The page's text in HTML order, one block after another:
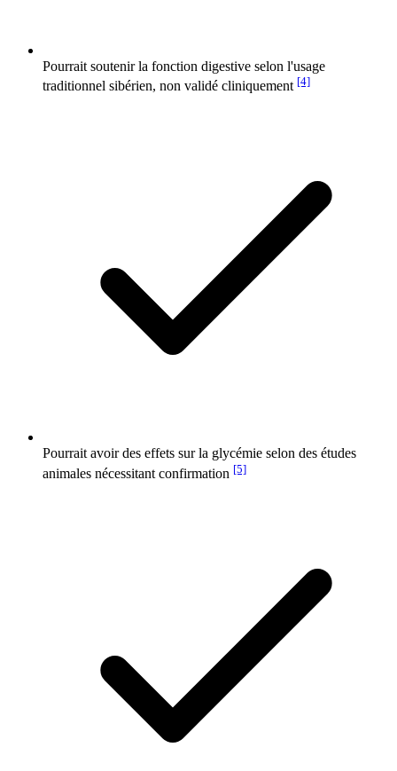
Pourrait soutenir la fonction digestive selon l'usage
traditionnel sibérien, non validé cliniquement [4]
Pourrait avoir des effets sur la glycémie selon des études
animales nécessitant confirmation [5]